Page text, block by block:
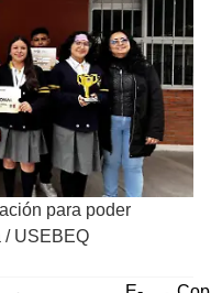
para poder
/ USEBEQ